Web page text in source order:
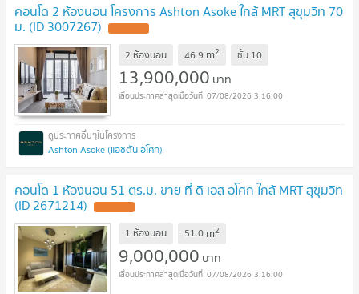
คอนโด 2 ห้องนอน โครงการ Ashton Asoke ใกล้ MRT สุขุมวิท 70
ม. (ID 3007267)
2 ห้องนอน 46.9 m2 ชั้น 10
13,900,000 บาท
07/08/2026 3:16:00
Ashton Asoke (แอชตัน อโศก)
คอนโด 1 ห้องนอน 51 ตร.ม. ขาย ที่ ดิ เอส อโศก ใกล้ MRT สุขุมวิท
(ID 2671214)
1 ห้องนอน 51.0 m2
9,000,000 บาท
07/08/2026 3:16:00